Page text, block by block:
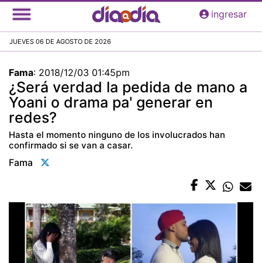
Pasar
al
principal
ingresar
JUEVES 06 DE AGOSTO DE 2026
Fama: 2018/12/03 01:45pm
¿Será verdad la pedida de mano a
Yoani o drama pa' generar en
redes?
Hasta el momento ninguno de los involucrados han
confirmado si se van a casar.
Fama